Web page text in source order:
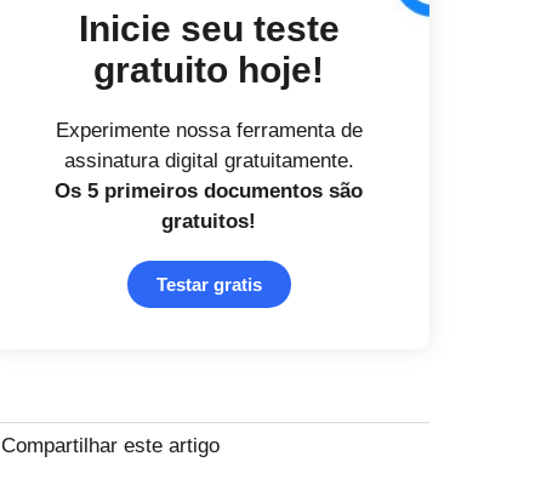
Inicie seu teste
gratuito hoje!
Experimente nossa ferramenta de
assinatura digital gratuitamente.
Os 5 primeiros documentos são
gratuitos!
Testar gratis
Compartilhar este artigo